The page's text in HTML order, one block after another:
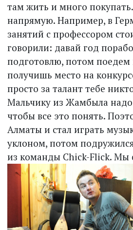
там жить и много
напрямую. Например, в
занятий с профессором
говорили: давай год
подготовлю, потом
получишь место на
просто за талант тебе
Мальчику из Жамбыла
чтобы все это понять.
Алматы и стал играть
уклоном, потом
из команды Chick-Flick. Мы